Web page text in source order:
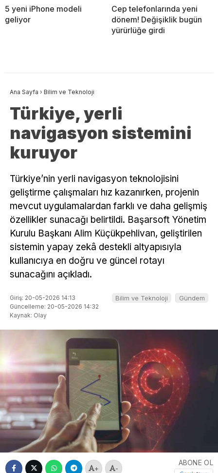
5 yeni iPhone modeli
geliyor
Cep telefonlarında yeni
dönem! Değişiklik bugün
yürürlüğe girdi
Ana Sayfa › Bilim ve Teknoloji
Türkiye, yerli
navigasyon sistemini
kuruyor
Türkiye’nin yerli navigasyon teknolojisini
geliştirme çalışmaları hız kazanırken, projenin
mevcut uygulamalardan farklı ve daha gelişmiş
özellikler sunacağı belirtildi. Başarsoft Yönetim
Kurulu Başkanı Alim Küçükpehlivan, geliştirilen
sistemin yapay zekâ destekli altyapısıyla
kullanıcıya en doğru ve güncel rotayı
sunacağını açıkladı.
Giriş: 20-05-2026 14:13
Güncelleme: 20-05-2026 14:32
Kaynak: Olay
Bilim ve Teknoloji Gündem
+ -
ABONE OL